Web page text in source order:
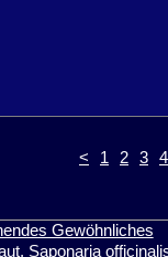
< 1 2 3 4